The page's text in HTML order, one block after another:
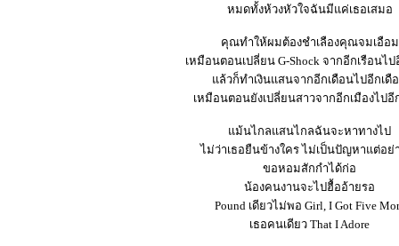
หมดทั้งห้วงหัวใจฉันมีแค่เธอเสมอ
คุณทำให้ผมต้องชำเลืองคุณจมเอือม
เหมือนตอนเปลี่ยน G-Shock จากอีกเรือนไป
แล้วก็ทำเงินแสนจากอีกเดือนไปอีกเดื
เหมือนตอนยังเปลี่ยนสาวจากอีกเมืองไปอี
แม้นไกลแสนไกลฉันจะหาทางไป
ไม่ว่าเธอยืนข้างใคร ไม่เป็นปัญหาแต่อย่
ขอหอมสักกำได้ก่อ
น้องคนงานจะไปฮื้ออ้ายรอ
Pound เดียวไม่พอ Girl, I Got Five
เธอคนเดียว That I Adore